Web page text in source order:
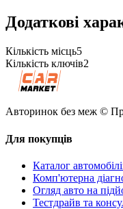
Додаткові
Кількість місць5
Кількість ключів2
Авторинок без меж ©
Для покупців
Каталог
Комп'ютерна
Огляд авто на
Тестдрайв та